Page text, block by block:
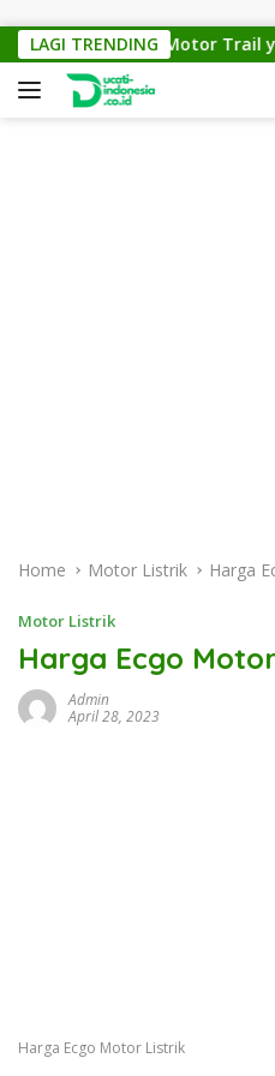
LAGI TRENDING
KTM Cross 150: Motor Trail
Home Motor Listrik Harga
Motor Listrik
Harga Ecgo
Admin
April 28, 2023
Harga Ecgo Motor Listrik